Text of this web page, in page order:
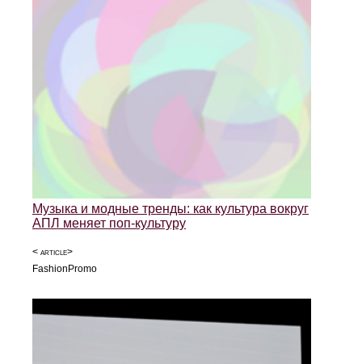
Музыка и модные тренды: как культура вокруг
АПЛ меняет поп-культуру
< article>
FashionPromo